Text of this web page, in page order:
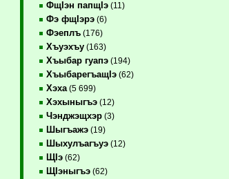
ФщIэн папщIэ(11)
Фэ фщIэрэ(6)
Фэеплъ(176)
Хъуэхъу(163)
Хъыбар гуапэ(194)
ХъыбарегъащIэ(62)
Хэха(5 699)
Хэхыныгъэ(12)
Чэнджэщхэр(3)
Шыгъажэ(19)
Шыхулъагъуэ(12)
ЩIэ(62)
ЩIэныгъэ(62)